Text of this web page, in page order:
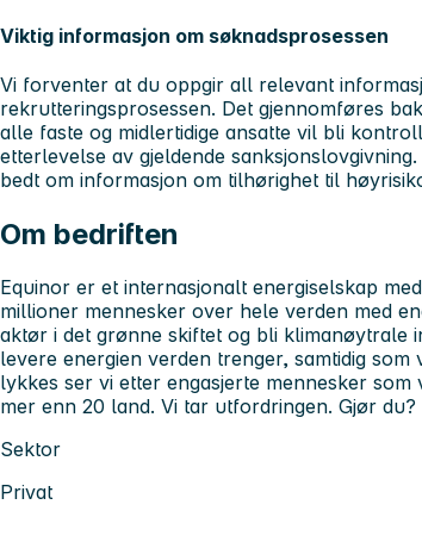
Viktig informasjon om søknadsprosessen
Vi forventer at du oppgir all relevant
rekrutteringsprosessen. Det gjennomføres
alle faste og midlertidige ansatte vil bli
etterlevelse av gjeldende
bedt om informasjon om tilhørighet til
Om bedriften
Equinor er et internasjonalt energiselskap
millioner mennesker over hele verden med
aktør i det grønne skiftet og bli klimanøytrale
levere energien verden trenger, samtidig
lykkes ser vi etter engasjerte mennesker
mer enn 20 land. Vi tar utfordringen. Gjør du?
Sektor
Privat